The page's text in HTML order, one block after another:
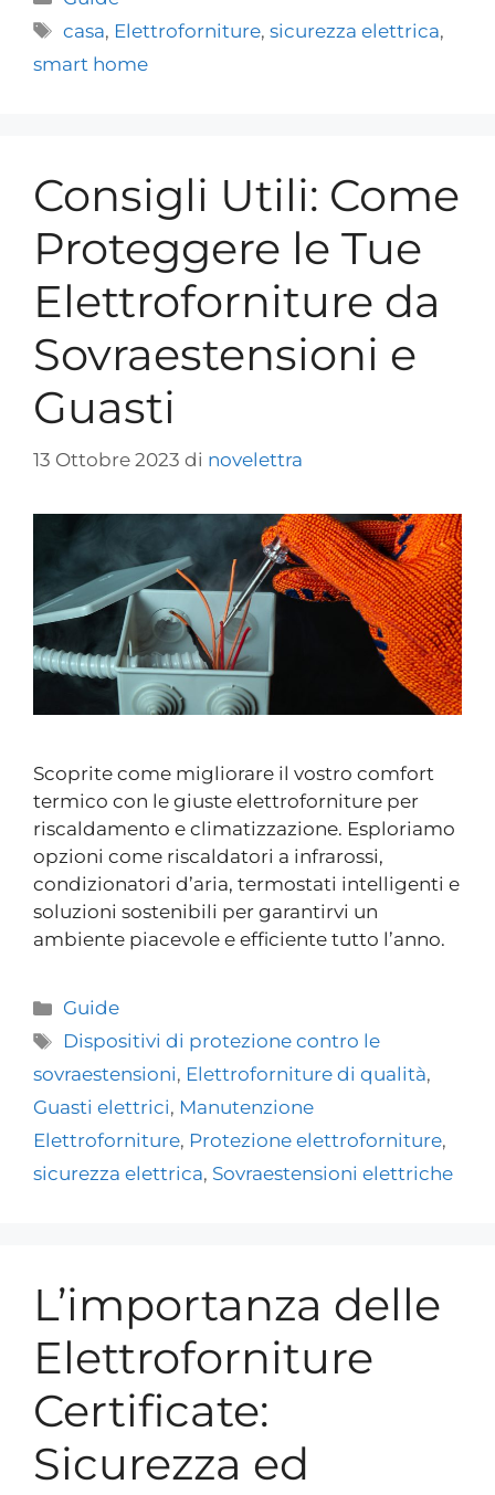
casa, Elettroforniture,sicurezza elettrica,
smart home
Consigli Utili: Come
Proteggere le Tue
Elettroforniture da
Sovraestensioni e
Guasti
13 Ottobre 2023 di novelettra
Scoprite come migliorare il vostro comfort
termico con le giuste elettroforniture per
riscaldamento e climatizzazione. Esploriamo
opzioni come riscaldatori a infrarossi,
condizionatori d’aria, termostati intelligenti e
soluzioni sostenibili per garantirvi un
ambiente piacevole e efficiente tutto l’anno.
Guide
Dispositivi di protezione contro le
sovraestensioni, Elettroforniture di qualità,
Guasti elettrici, Manutenzione
Elettroforniture, Protezione elettroforniture,
sicurezza elettrica, Sovraestensioni elettriche
L’importanza delle
Elettroforniture
Certificate:
Sicurezza ed